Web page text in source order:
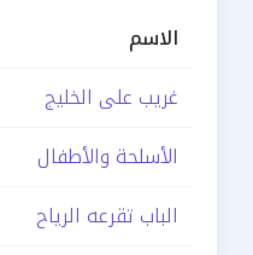
الاسم
غريب على الخليج
الأسلحة والأطفال
الباب تقرعه الرياح